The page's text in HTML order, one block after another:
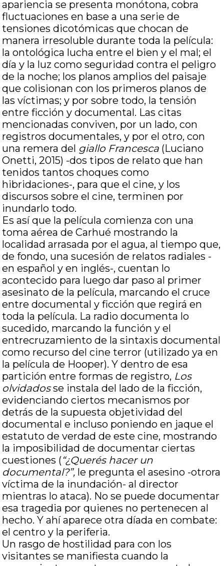
apariencia se presenta monótona, cobra
fluctuaciones en base a una serie de
tensiones dicotómicas que chocan de
manera irresoluble durante toda la película:
la ontológica lucha entre el bien y el mal; el
día y la luz como seguridad contra el peligro
de la noche; los planos amplios del paisaje
que colisionan con los primeros planos de
las víctimas; y por sobre todo, la tensión
entre ficción y documental. Las citas
mencionadas conviven, por un lado, con
registros documentales, y por el otro, con
una remera del giallo Francesca (Luciano
Onetti, 2015) -dos tipos de relato que han
tenidos tantos choques como
hibridaciones-, para que el cine, y los
discursos sobre el cine, terminen por
inundarlo todo.
Es así que la película comienza con una
toma aérea de Carhué mostrando la
localidad arrasada por el agua, al tiempo que,
de fondo, una sucesión de relatos radiales -
en español y en inglés-, cuentan lo
acontecido para luego dar paso al primer
asesinato de la película, marcando el cruce
entre documental y ficción que regirá en
toda la película. La radio documenta lo
sucedido, marcando la función y el
entrecruzamiento de la sintaxis documental
como recurso del cine terror (utilizado ya en
la película de Hooper). Y dentro de esa
partición entre formas de registro, Los
olvidadosse instala del lado de la ficción,
evidenciando ciertos mecanismos por
detrás de la supuesta objetividad del
documental e incluso poniendo en jaque el
estatuto de verdad de este cine, mostrando
la imposibilidad de documentar ciertas
cuestiones (“¿Querés hacer un
documental?”, le pregunta el asesino -otrora
víctima de la inundación- al director
mientras lo ataca). No se puede documentar
esa tragedia por quienes no pertenecen al
hecho. Y ahí aparece otra díada en combate:
el centro y la periferia.
Un rasgo de hostilidad para con los
visitantes se manifiesta cuando la